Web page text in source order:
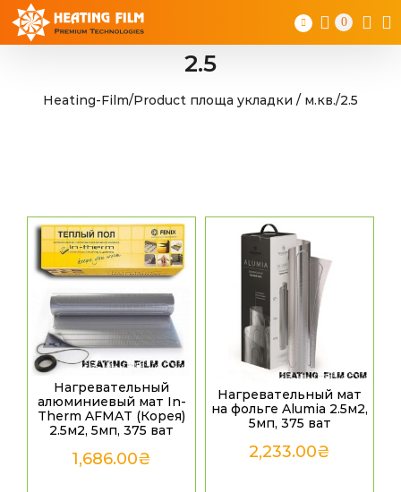
Skip
0
2.5
Heating-Film/Product площа укладки / м.кв./2.5
Нагревательный
алюминиевый мат In-
Therm AFMAT (Корея)
2.5м2, 5мп, 375 ват
1,686.00₴
Нагревательный мат
на фольге Alumia 2.5м2,
5мп, 375 ват
2,233.00₴